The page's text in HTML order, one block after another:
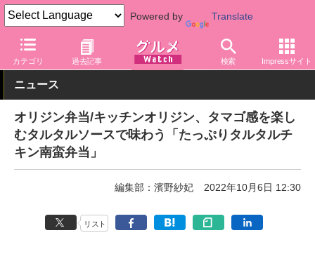
Powered by Translate
カテゴリ 過去記事 検索 Impressサイト
グルメ Watch 店舗 オリジン弁当
ニュース
オリジン弁当/キッチンオリジン、タマゴ感を楽し
むタルタルソースで味わう「たっぷりタルタルチ
キン南蛮弁当」
編集部：濱野紗妃 2022年10月6日 12:30
リスト